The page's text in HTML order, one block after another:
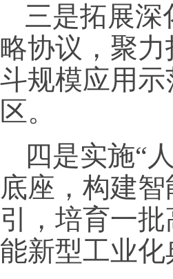
三是拓展深
略协议，聚
斗规模应用
区。
四是实施“
底座，构建
引，培育一
能新型工业